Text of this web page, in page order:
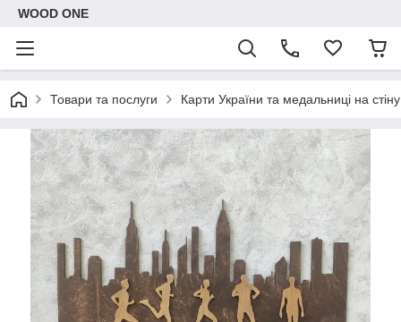
WOOD ONE
Товари та послуги Карти України та медальниці на стіну